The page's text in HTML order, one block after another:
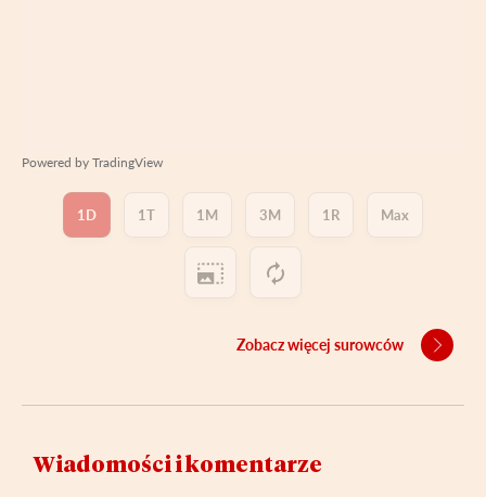
1D 1T 1M 3M 1R Max
Powered by TradingView
Zobacz więcej surowców
Wiadomości i komentarze